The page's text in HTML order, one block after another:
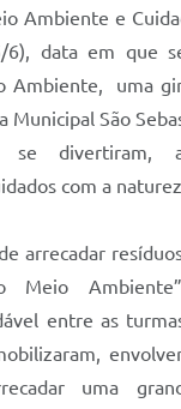
Ambiente e
6), data em que
Ambiente, uma
Municipal São
divertiram,
com a
arrecadar
Meio
entre as
uma